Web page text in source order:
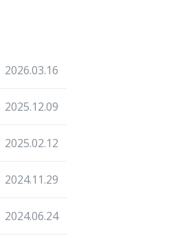
2026.03.16
2025.12.09
2025.02.12
2024.11.29
2024.06.24